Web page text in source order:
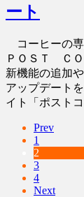
ート
コーヒーの専
ＰＯＳＴ ＣＯ
新機能の追加
アップデート
イト「ポスト
Prev
1
2
3
4
Next